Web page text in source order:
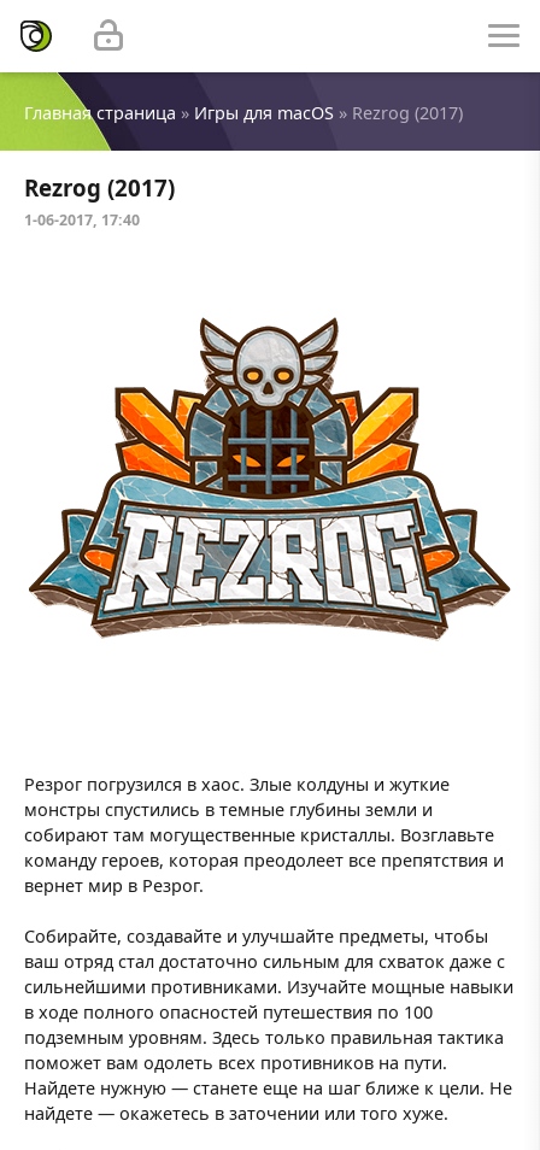
Главная страница » Игры для macOS » Rezrog (2017)
Rezrog (2017)
1-06-2017, 17:40
Резрог погрузился в хаос. Злые колдуны и жуткие
монстры спустились в темные глубины земли и
собирают там могущественные кристаллы. Возглавьте
команду героев, которая преодолеет все препятствия и
вернет мир в Резрог.
Собирайте, создавайте и улучшайте предметы, чтобы
ваш отряд стал достаточно сильным для схваток даже с
сильнейшими противниками. Изучайте мощные навыки
в ходе полного опасностей путешествия по 100
подземным уровням. Здесь только правильная тактика
поможет вам одолеть всех противников на пути.
Найдете нужную — станете еще на шаг ближе к цели. Не
найдете — окажетесь в заточении или того хуже.